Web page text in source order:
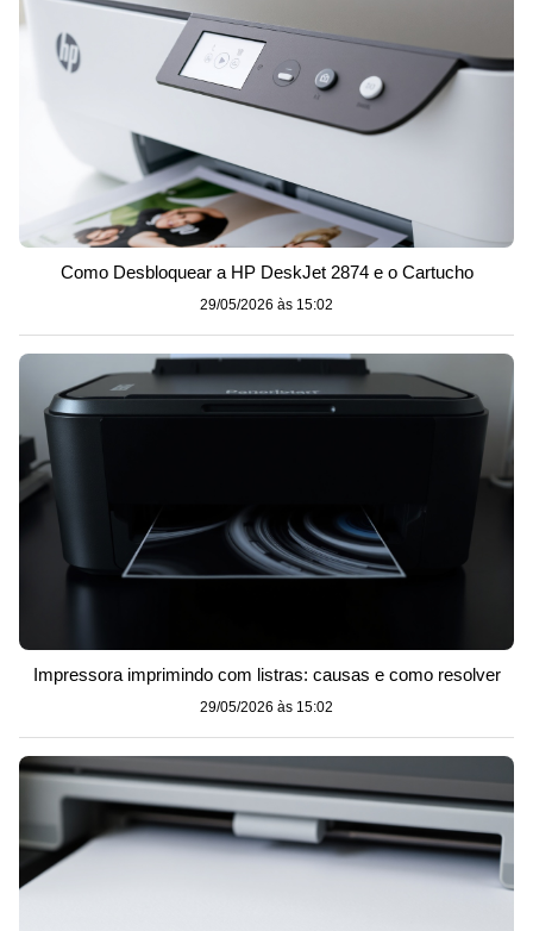
Como Desbloquear a HP DeskJet 2874 e o Cartucho
29/05/2026 às 15:02
Impressora imprimindo com listras: causas e como resolver
29/05/2026 às 15:02